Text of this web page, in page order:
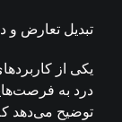
تبدیل تعارض و
درد به